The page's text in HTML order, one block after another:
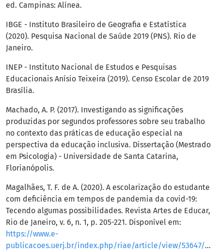
ed. Campinas: Alínea.
IBGE - Instituto Brasileiro de Geografia e Estatística
(2020). Pesquisa Nacional de Saúde 2019 (PNS). Rio de
Janeiro.
INEP - Instituto Nacional de Estudos e Pesquisas
Educacionais Anísio Teixeira (2019). Censo Escolar de 2019
Brasília.
Machado, A. P. (2017). Investigando as significações
produzidas por segundos professores sobre seu trabalho
no contexto das práticas de educação especial na
perspectiva da educação inclusiva. Dissertação (Mestrado
em Psicologia) - Universidade de Santa Catarina,
Florianópolis.
Magalhães, T. F. de A. (2020). A escolarização do estudante
com deficiência em tempos de pandemia da covid-19:
Tecendo algumas possibilidades. Revista Artes de Educar,
Rio de Janeiro, v. 6, n. 1, p. 205-221. Disponível em:
https://www.e-
publicacoes.uerj.br/index.php/riae/article/view/53647/35501